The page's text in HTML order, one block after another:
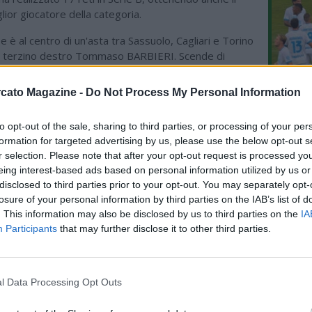
Magazine - Do Not Process My Personal Information
opt-out of the sale, sharing to third parties, or processing of your
for targeted advertising by us, please use the below opt-out
selection. Please note that after your opt-out request is processed
interest-based ads based on personal information utilized by us
to third parties prior to your opt-out. You may separately
of your personal information by third parties on the IAB’s list of
This information may also be disclosed by us to third parties on the
Participants that may further disclose it to other third parties.
Data Processing Opt Outs
giocatore della categoria.
è al centro di un'asta tra Sassuolo, Cagliari e Torino
destro Tommaso BARBIERI. Scende di
il centrocampista offensivo HERNANI Azevedo
il Monza e raggiunge il Palermo.
TONALI per 116 milioni di euro dal Newcastle al
centrocampista della Nazionale lavorerà alla
tecnico Roberto DE ZERBI. Lascia l'Italia un altro
Alessandro LONGONI, 18enne portiere cresciuto
del Milan ha firmato un contratto fino al 2031 con il
CALCIO
06.08 02:00 - MERCATO - Manchester
del
BY